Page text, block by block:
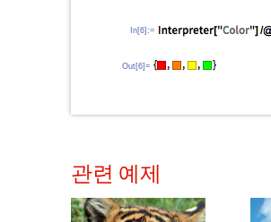
In[6]:=
Out[6]=
관련 예제